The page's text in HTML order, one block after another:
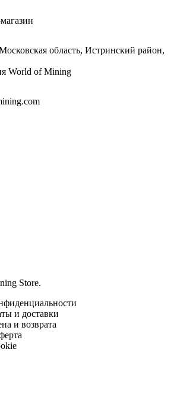
область, Истринский район,
World of Mining
Store.
и доставки
и возврата